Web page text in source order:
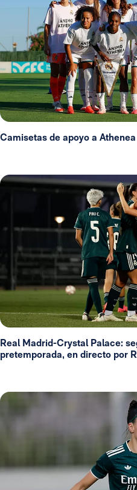
Camisetas de apoyo a Athenea
Real Madrid-Crystal Palace:
pretemporada, en directo por